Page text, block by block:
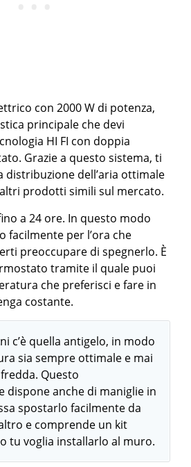
con 2000 W di potenza,
principale che devi
HI FI con doppia
Grazie a questo sistema, ti
distribuzione dell’aria ottimale
prodotti simili sul mercato.
a 24 ore. In questo modo
facilmente per l’ora che
preoccupare di spegnerlo. È
tramite il quale puoi
che preferisci e fare in
costante.
c’è quella antigelo, in modo
sia sempre ottimale e mai
Questo
dispone anche di maniglie in
spostarlo facilmente da
e comprende un kit
tu voglia installarlo al muro.